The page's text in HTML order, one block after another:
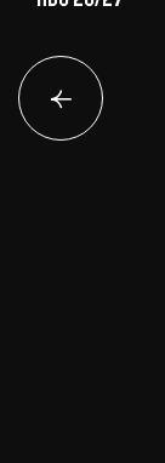
Équipe
Classement
Classement